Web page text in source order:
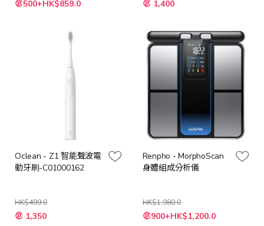
500+HK$859.0 1,400
Oclean - Z1 智能聲波電
動牙刷-C01000162
HK$499.0
特
殊 1,350
Renpho - MorphoScan
身體組成分析儀
HK$1,980.0
特
殊 900+HK$1,200.0